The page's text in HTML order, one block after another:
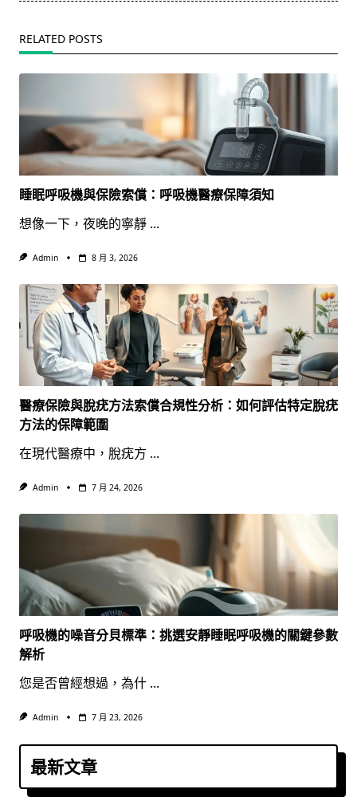
RELATED POSTS
睡眠呼吸機與保險索償：呼吸機醫療保障須知
想像一下，夜晚的寧靜 ...
Admin 8 月 3, 2026
醫療保險與脫疣方法索償合規性分析：如何評估特定脫疣
方法的保障範圍
在現代醫療中，脫疣方 ...
Admin 7 月 24, 2026
呼吸機的噪音分貝標準：挑選安靜睡眠呼吸機的關鍵參數
解析
您是否曾經想過，為什 ...
Admin 7 月 23, 2026
最新文章